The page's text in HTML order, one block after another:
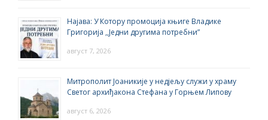
Најава: У Котору промоција књиге Владике
Григорија ,,Једни другима потребни”
август 7, 2026
Митрополит Јоаникије у недјељу служи у храму
Светог архиђакона Стефана у Горњем Липову
август 6, 2026